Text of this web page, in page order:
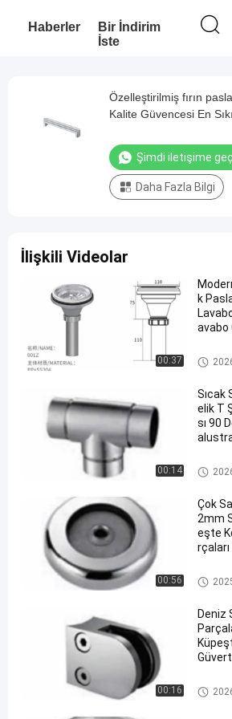
Haberler
Bir İndirim
İste
Özelleştirilmiş fırın
Kalite Güvencesi En
Şimdi iletişime
Daha Fazla Bilgi
İlişkili Videolar
00:37
k
avabo
ptan
Modern
00:14
Sıcak
elik T
sı 90
00:56
Çok
2mm
eşte
an
00:16
Deniz